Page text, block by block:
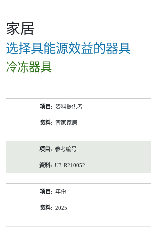
家居
选择具能源效益的器具
冷冻器具
资料提供者
宜家家居
参考编号
U3-R210052
年份
2025